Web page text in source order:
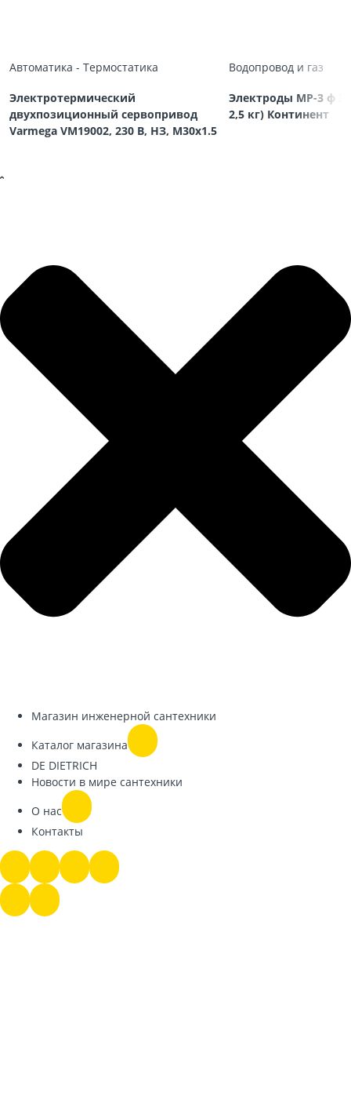
Автоматика - Термостатика
Электротермический
двухпозиционный сервопривод
Varmega VM19002, 230 В, НЗ, M30х1.5
Водопровод и газ
Электроды МР-3 ф
2,5 кг) Континент
Магазин инженерной сантехники
Каталог магазина
DE DIETRICH
Новости в мире сантехники
О нас
Контакты